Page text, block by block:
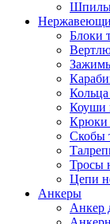
Блоки
Коуши
Крюки
Скобы
Тросы
Цепи
Анкеры
Анкер